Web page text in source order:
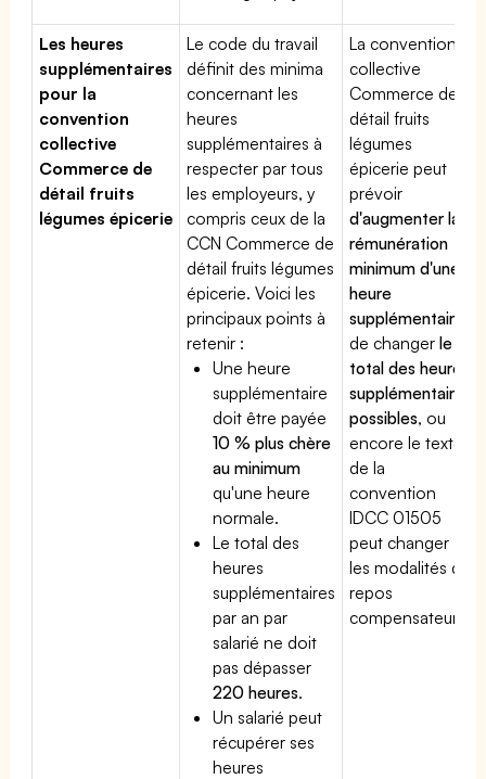
Les heures
supplémentaires
pour la
convention
collective
Commerce de
détail fruits
légumes épicerie
Le code du travail
définit des minima
concernant les
heures
supplémentaires à
respecter par tous
les employeurs, y
compris ceux de la
CCN Commerce de
détail fruits légumes
épicerie. Voici les
principaux points à
retenir :
Une heure
supplémentaire
doit être payée
10 % plus chère
au minimum
qu'une heure
normale.
Le total des
heures
supplémentaires
par an par
salarié ne doit
pas dépasser
220 heures.
Un salarié peut
récupérer ses
heures
La convention
collective
Commerce de
détail fruits
légumes
épicerie peut
prévoir
d'augmenter la
rémunération
minimum d'une
heure
supplémentaire
de changerle
total des heures
supplémentaires
possibles, ou
encore le texte
de la
convention
IDCC 01505
peut changer
les modalités du
repos
compensateur.